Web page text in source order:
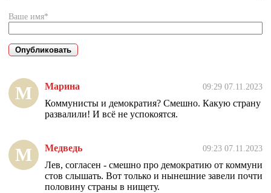
Ваше имя*
М Марина 09:29 07.11.2023
Коммунисты и демократия? Смешно. Какую страну
развалили! И всё не успокоятся.
М Медведь 09:23 07.11.2023
Лев, согласен - смешно про демократию от коммуни
стов слышать. Вот только и нынешние завели почти
половину страны в нищету.